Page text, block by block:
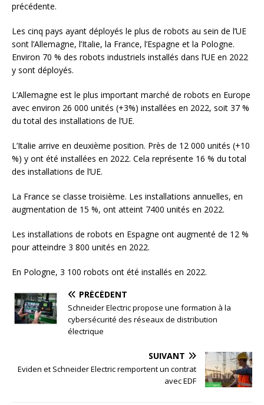
précédente.
Les cinq pays ayant déployés le plus de robots au sein de l’UE
sont l’Allemagne, l’Italie, la France, l’Espagne et la Pologne.
Environ 70 % des robots industriels installés dans l’UE en 2022
y sont déployés.
L’Allemagne est le plus important marché de robots en Europe
avec environ 26 000 unités (+3%) installées en 2022, soit 37 %
du total des installations de l’UE.
L’Italie arrive en deuxième position. Près de 12 000 unités (+10
%) y ont été installées en 2022. Cela représente 16 % du total
des installations de l’UE.
La France se classe troisième. Les installations annuelles, en
augmentation de 15 %, ont atteint 7400 unités en 2022.
Les installations de robots en Espagne ont augmenté de 12 %
pour atteindre 3 800 unités en 2022.
En Pologne, 3 100 robots ont été installés en 2022.
PRÉCÉDENT
Schneider Electric propose une formation à la
cybersécurité des réseaux de distribution
électrique
SUIVANT
Eviden et Schneider Electric remportent un contrat
avec EDF